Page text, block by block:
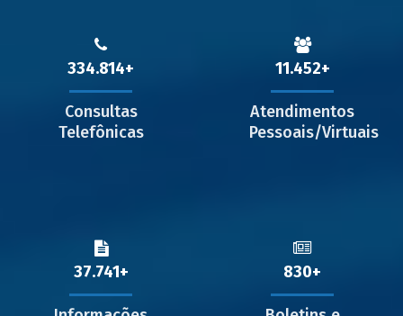
334.814
Consultas
Telefônicas
11.452
Atendimentos
Pessoais/Virtuais
37.741 830